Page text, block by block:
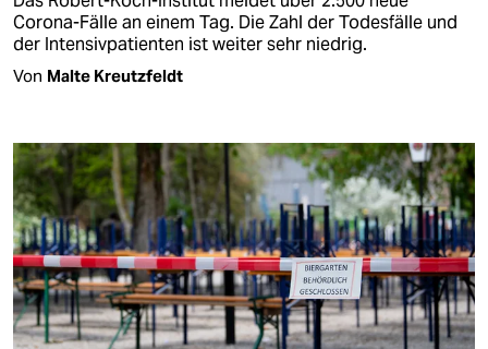
Corona-Fälle an einem Tag. Die Zahl der Todesfälle und
der Intensivpatienten ist weiter sehr niedrig.
Von Malte Kreutzfeldt